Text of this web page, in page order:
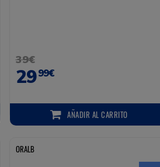
39€
2999€
AÑADIR AL CARRITO
ORALB